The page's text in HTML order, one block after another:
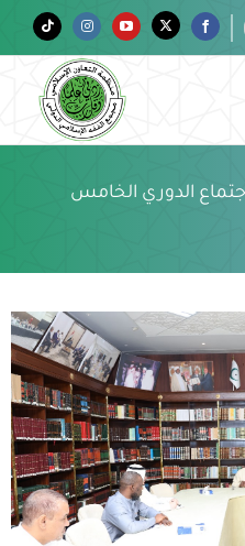
Facebook
Twitter
YouTube
Instagram
Tiktok
الدوري الخامس